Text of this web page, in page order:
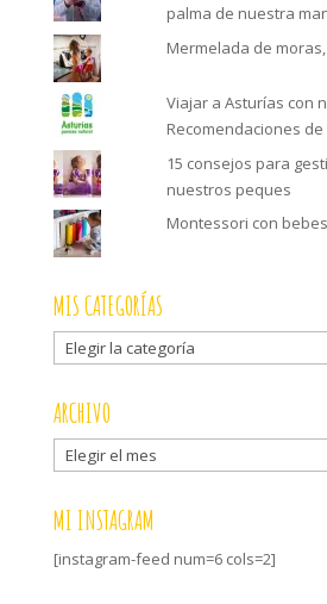
palma de nuestra
Mermelada de
Viajar a Asturías con
Recomendaciones de
15 consejos para
nuestros peques
Montessori con
MIS CATEGORÍAS
Mis
categorías
ARCHIVO
Archivo
MI INSTAGRAM
[instagram-feed num=6 cols=2]